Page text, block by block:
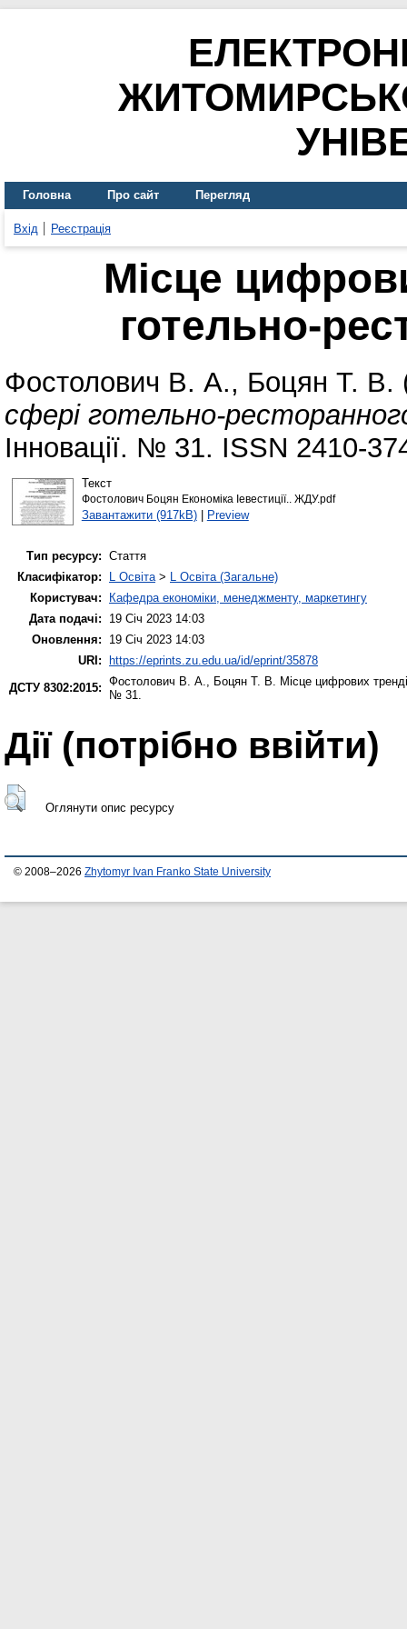
Головна Про сайт Перегляд
Вхід Реєстрація
Місце
готельно-
Фостолович В. А., Боцян Т. В.
сфері готельно-
Інновації. № 31. ISSN 2410-
Текст
Фостолович Боцян Економіка Іевестиції.. ЖДУ.pdf
Завантажити (917kB)| Preview
Тип ресурсу: Стаття
Класифікатор:
L Освіта> L Освіта (Загальне)
Користувач:
Кафедра економіки, менеджменту, маркетингу
Дата подачі:
19 Січ 2023 14:03
Оновлення:
19 Січ 2023 14:03
URI:
https://eprints.zu.edu.ua/id/eprint/35878
ДСТУ 8302:2015: Фостолович В. А., Боцян Т. В. Місце цифрових
№ 31.
Дії ​​(потрібно ввійти)
Оглянути опис ресурсу
© 2008–2026 Zhytomyr Ivan Franko State University